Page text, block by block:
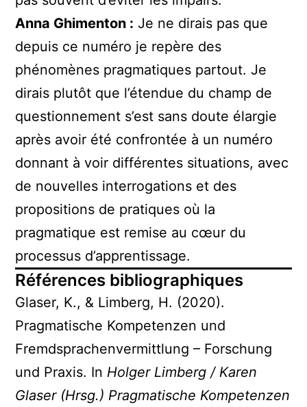
Anna Ghimenton : Je ne dirais pas que
depuis ce numéro je repère des
phénomènes pragmatiques partout. Je
dirais plutôt que l’étendue du champ de
questionnement s’est sans doute élargie
après avoir été confrontée à un numéro
donnant à voir différentes situations, avec
de nouvelles interrogations et des
propositions de pratiques où la
pragmatique est remise au cœur du
processus d’apprentissage.
Références bibliographiques
Glaser, K., & Limberg, H. (2020).
Pragmatische Kompetenzen und
Fremdsprachenvermittlung – Forschung
und Praxis. In Holger Limberg / Karen
Glaser (Hrsg.) Pragmatische Kompetenzen